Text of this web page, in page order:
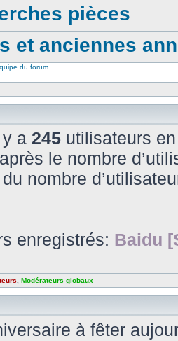
pièces
et anciennes
du forum
a 245 utilisateurs
le nombre
nombre
enregistrés: Baidu
Modérateurs globaux
à fêter